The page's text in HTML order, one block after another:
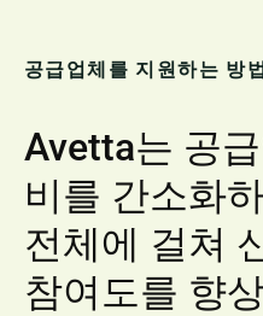
공급업체를 지원하는 방법
Avetta는 공
비를 간소화
전체에 걸쳐
참여도를 향